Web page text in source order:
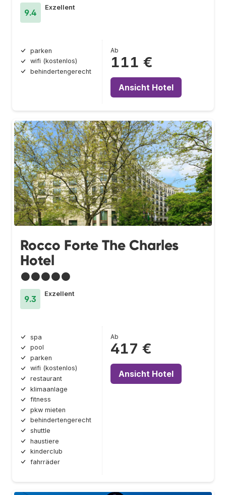
9.4
Exzellent
parken
wifi (kostenlos)
behindertengerecht
Ab
111 €
Ansicht Hotel
Rocco Forte The Charles
Hotel
●●●●●
9.3
Exzellent
spa
pool
parken
wifi (kostenlos)
restaurant
klimaanlage
fitness
pkw mieten
behindertengerecht
shuttle
haustiere
kinderclub
fahrräder
Ab
417 €
Ansicht Hotel